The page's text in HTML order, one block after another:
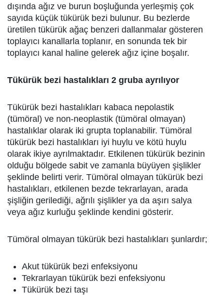
dışında ağız ve burun boşluğunda yerleşmiş çok
sayıda küçük tükürük bezi bulunur. Bu bezlerde
üretilen tükürük ağaç benzeri dallanmalar gösteren
toplayıcı kanallarla toplanır, en sonunda tek bir
toplayıcı kanal haline gelerek ağız içine boşalır.
Tükürük bezi hastalıkları 2 gruba ayrılıyor
Tükürük bezi hastalıkları kabaca nepolastik
(tümöral) ve non-neoplastik (tümöral olmayan)
hastalıklar olarak iki grupta toplanabilir. Tümöral
tükürük bezi hastalıkları iyi huylu ve kötü huylu
olarak ikiye ayrılmaktadır. Etkilenen tükürük bezinin
olduğu bölgede sabit ve zamanla büyüyen şişlikler
şeklinde belirti verir. Tümöral olmayan tükürük bezi
hastalıkları, etkilenen bezde tekrarlayan, arada
şişliğin gerilediği, ağrılı şişlikler ya da aşırı salya
veya ağız kurluğu şeklinde kendini gösterir.
Tümöral olmayan tükürük bezi hastalıkları şunlardır;
Akut tükürük bezi enfeksiyonu
Tekrarlayan tükürük bezi enfeksiyonu
Tükürük bezi taşı